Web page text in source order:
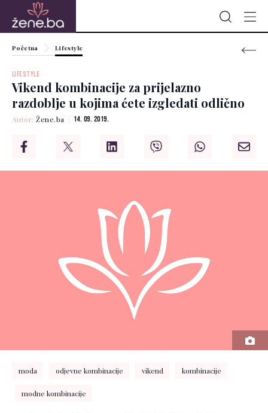
Početna Lifestyle
LIFESTYLE
Vikend kombinacije za prijelazno
razdoblje u kojima ćete izgledati odlično
Autor:Žene.ba 14. 09. 2019.
moda odjevne kombinacije vikend kombinacije
modne kombinacije